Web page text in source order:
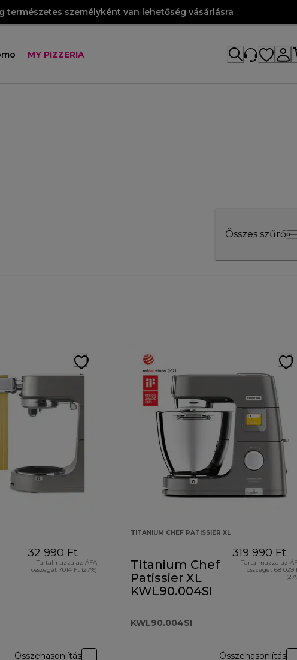
természetes személyként van lehetőség vásárlásra
MY PIZZERIA
Összes szűrő
32 990 Ft
Tartalmazza az ÁFA
összegét 7014 Ft (27%)
Összehasonlítás
TITANIUM CHEF PATISSIER XL
Titanium Chef
Patissier XL
KWL90.004SI
KWL90.004SI
319 990 Ft
Tartalmazza az
összegét 68 029
Összehasonlítás